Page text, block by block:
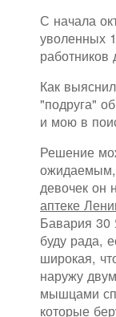
С начала
уволенных
работников
Как
"подруга"
и мою в
Решение
девочек он
аптеке
Бавария 30
буду рада,
широкая,
наружу
мышцами
которые